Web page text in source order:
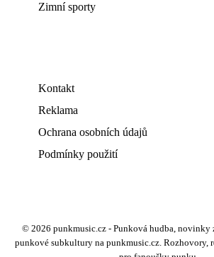
Zimní sporty
Kontakt
Reklama
Ochrana osobních údajů
Podmínky použití
© 2026 punkmusic.cz - Punková hudba, novinky
punkové subkultury na punkmusic.cz. Rozhovory,